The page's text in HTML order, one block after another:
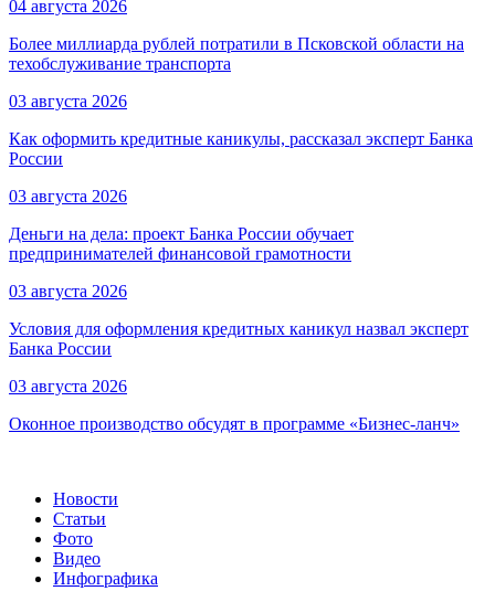
04 августа 2026
Более миллиарда рублей потратили в Псковской области на
техобслуживание транспорта
03 августа 2026
Как оформить кредитные каникулы, рассказал эксперт Банка
России
03 августа 2026
Деньги на дела: проект Банка России обучает
предпринимателей финансовой грамотности
03 августа 2026
Условия для оформления кредитных каникул назвал эксперт
Банка России
03 августа 2026
Оконное производство обсудят в программе «Бизнес-ланч»
Новости
Статьи
Фото
Видео
Инфографика